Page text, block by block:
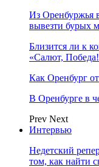
Из Оренбуржья
вывезти бурых
Близится ли к
«Салют,
Как Оренбург
В Оренбурге в
Prev Next
Интервью
Недетский
том, как найти